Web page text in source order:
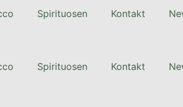
Spirituosen Kontakt
Spirituosen Kontakt